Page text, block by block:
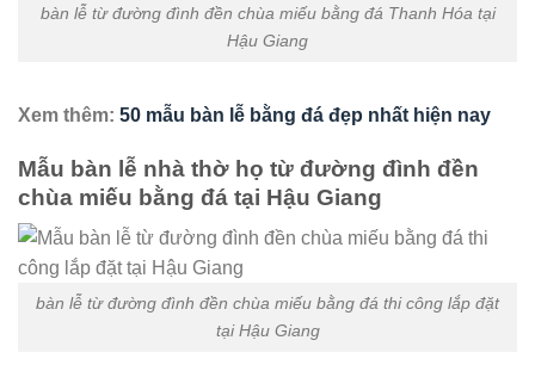
bàn lễ từ đường đình đền chùa miếu bằng đá Thanh Hóa tại
Hậu Giang
Xem thêm: 50 mẫu bàn lễ bằng đá đẹp nhất hiện nay
Mẫu bàn lễ nhà thờ họ từ đường đình đền
chùa miếu bằng đá tại Hậu Giang
bàn lễ từ đường đình đền chùa miếu bằng đá thi công lắp đặt
tại Hậu Giang